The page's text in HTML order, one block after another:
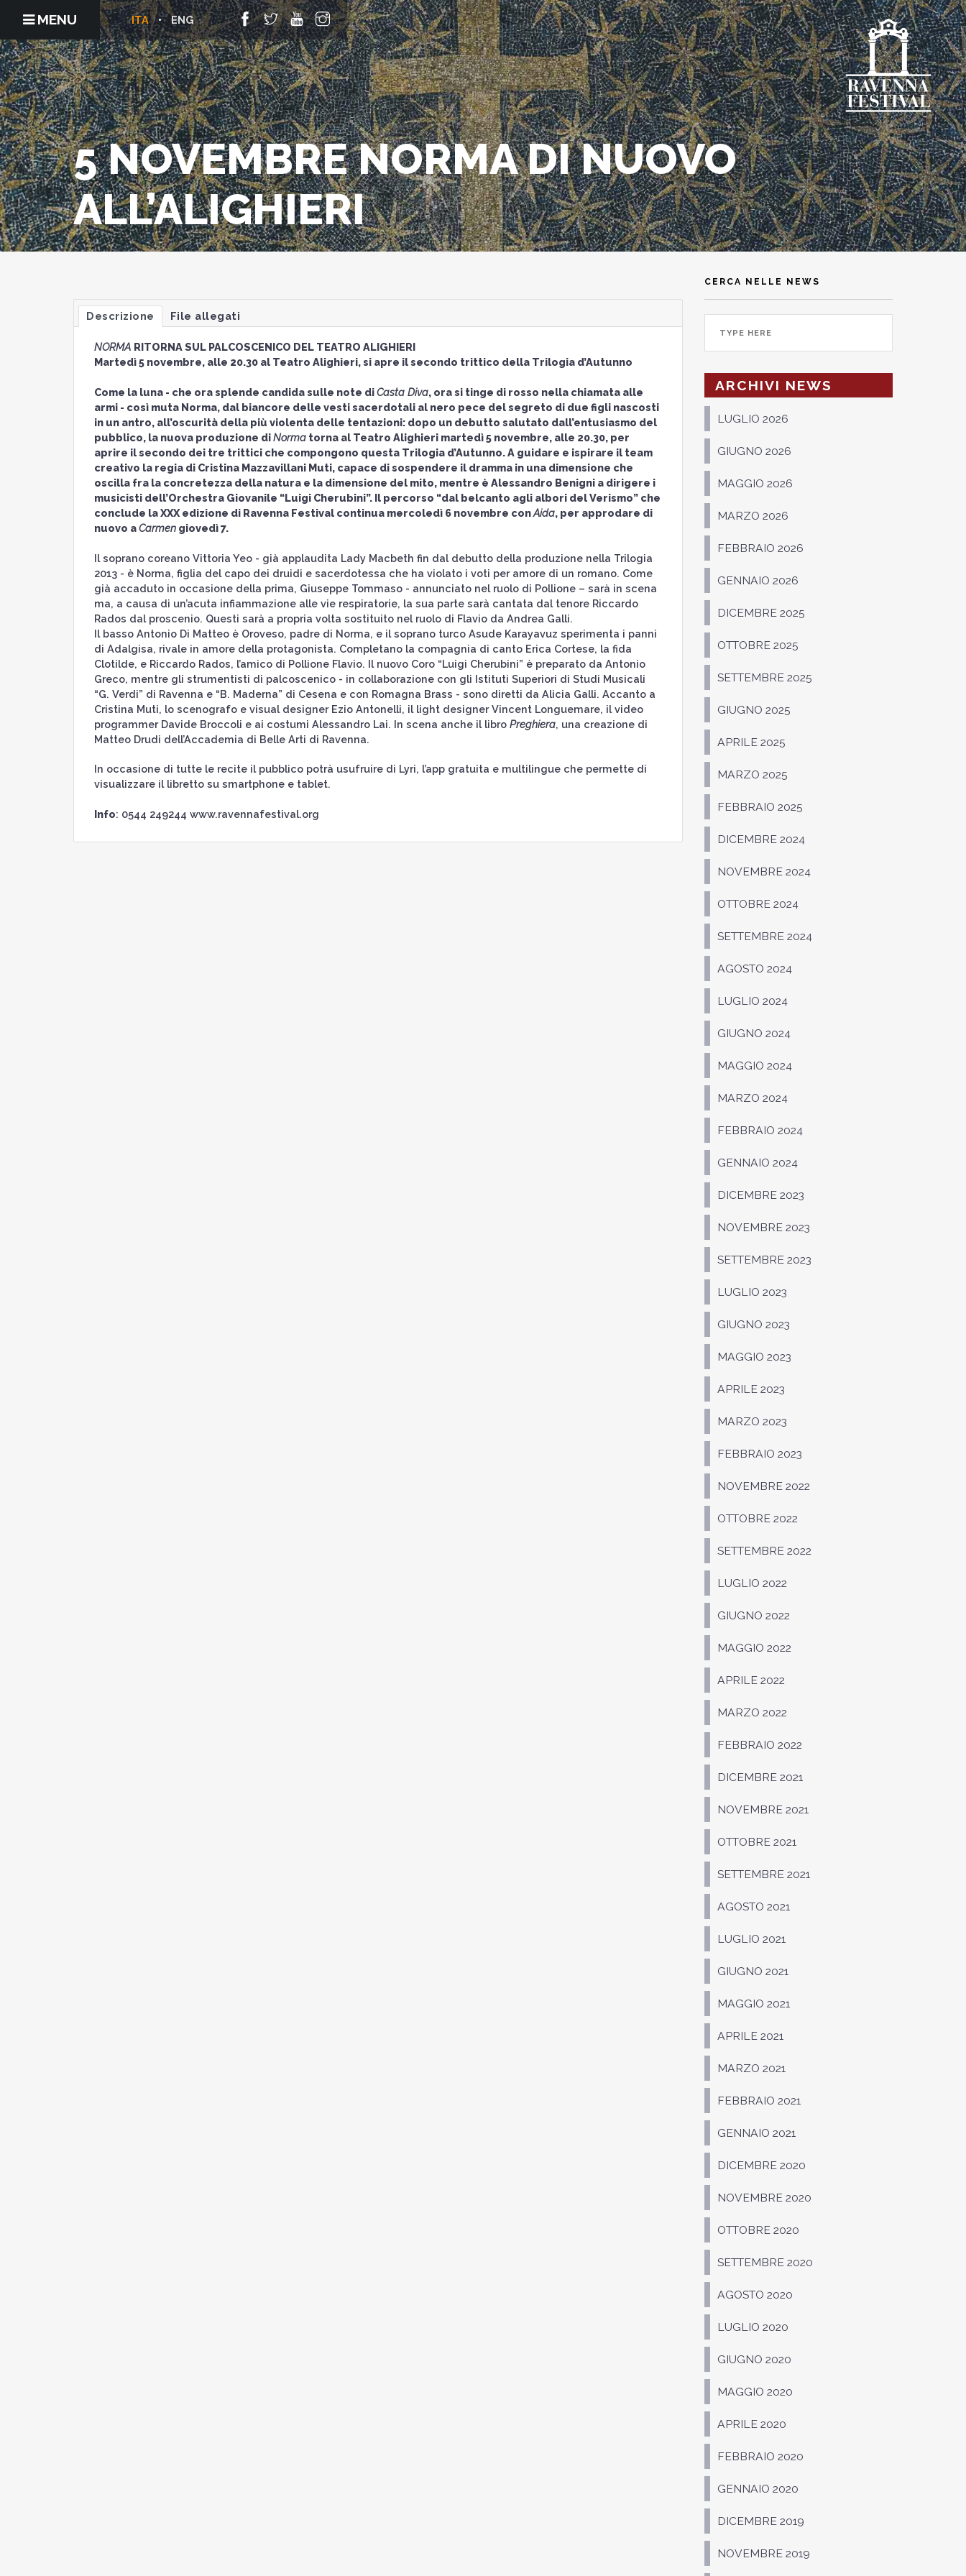
MENU ENG
ITA
5 NOVEMBRE NORMA DI NUOVO
ALL’ALIGHIERI
Descrizione File allegati
NORMA RITORNA SUL PALCOSCENICO DEL TEATRO ALIGHIERI
Martedì 5 novembre, alle 20.30 al Teatro Alighieri, si apre il secondo trittico della Trilogia d’Autunno
Come la luna - che ora splende candida sulle note diCasta Diva, ora si tinge di rosso nella chiamata alle
armi - così muta Norma, dal biancore delle vesti sacerdotali al nero pece del segreto di due figli nascosti
in un antro, all’oscurità della più violenta delle tentazioni: dopo un debutto salutato dall’entusiasmo del
pubblico, la nuova produzione diNormatorna al Teatro Alighieri martedì 5 novembre, alle 20.30, per
aprire il secondo dei tre trittici che compongono questa Trilogia d’Autunno. A guidare e ispirare il team
creativo la regia di Cristina Mazzavillani Muti, capace di sospendere il dramma in una dimensione che
oscilla fra la concretezza della natura e la dimensione del mito, mentre è Alessandro Benigni a dirigere i
musicisti dell’Orchestra Giovanile “Luigi Cherubini”. Il percorso “dal belcanto agli albori del Verismo” che
conclude la XXX edizione di Ravenna Festival continua mercoledì 6 novembre conAida, per approdare di
nuovo aCarmengiovedì 7.
Il soprano coreano Vittoria Yeo - già applaudita Lady Macbeth fin dal debutto della produzione nella Trilogia
2013 - è Norma, figlia del capo dei druidi e sacerdotessa che ha violato i voti per amore di un romano. Come
già accaduto in occasione della prima, Giuseppe Tommaso - annunciato nel ruolo di Pollione – sarà in scena
ma, a causa di un’acuta infiammazione alle vie respiratorie, la sua parte sarà cantata dal tenore Riccardo
Rados dal proscenio. Questi sarà a propria volta sostituito nel ruolo di Flavio da Andrea Galli.
Il basso Antonio Di Matteo è Oroveso, padre di Norma, e il soprano turco Asude Karayavuz sperimenta i panni
di Adalgisa, rivale in amore della protagonista. Completano la compagnia di canto Erica Cortese, la fida
Clotilde, e Riccardo Rados, l’amico di Pollione Flavio. Il nuovo Coro “Luigi Cherubini” è preparato da Antonio
Greco, mentre gli strumentisti di palcoscenico - in collaborazione con gli Istituti Superiori di Studi Musicali
“G. Verdi” di Ravenna e “B. Maderna” di Cesena e con Romagna Brass - sono diretti da Alicia Galli. Accanto a
Cristina Muti, lo scenografo e visual designer Ezio Antonelli, il light designer Vincent Longuemare, il video
programmer Davide Broccoli e ai costumi Alessandro Lai. In scena anche il libro Preghiera, una creazione di
Matteo Drudi dell’Accademia di Belle Arti di Ravenna.
In occasione di tutte le recite il pubblico potrà usufruire di Lyri, l’app gratuita e multilingue che permette di
visualizzare il libretto su smartphone e tablet.
Info: 0544 249244 www.ravennafestival.org
CERCA NELLE NEWS
ARCHIVI NEWS
LUGLIO 2026
GIUGNO 2026
MAGGIO 2026
MARZO 2026
FEBBRAIO 2026
GENNAIO 2026
DICEMBRE 2025
OTTOBRE 2025
SETTEMBRE 2025
GIUGNO 2025
APRILE 2025
MARZO 2025
FEBBRAIO 2025
DICEMBRE 2024
NOVEMBRE 2024
OTTOBRE 2024
SETTEMBRE 2024
AGOSTO 2024
LUGLIO 2024
GIUGNO 2024
MAGGIO 2024
MARZO 2024
FEBBRAIO 2024
GENNAIO 2024
DICEMBRE 2023
NOVEMBRE 2023
SETTEMBRE 2023
LUGLIO 2023
GIUGNO 2023
MAGGIO 2023
APRILE 2023
MARZO 2023
FEBBRAIO 2023
NOVEMBRE 2022
OTTOBRE 2022
SETTEMBRE 2022
LUGLIO 2022
GIUGNO 2022
MAGGIO 2022
APRILE 2022
MARZO 2022
FEBBRAIO 2022
DICEMBRE 2021
NOVEMBRE 2021
OTTOBRE 2021
SETTEMBRE 2021
AGOSTO 2021
LUGLIO 2021
GIUGNO 2021
MAGGIO 2021
APRILE 2021
MARZO 2021
FEBBRAIO 2021
GENNAIO 2021
DICEMBRE 2020
NOVEMBRE 2020
OTTOBRE 2020
SETTEMBRE 2020
AGOSTO 2020
LUGLIO 2020
GIUGNO 2020
MAGGIO 2020
APRILE 2020
FEBBRAIO 2020
GENNAIO 2020
DICEMBRE 2019
NOVEMBRE 2019